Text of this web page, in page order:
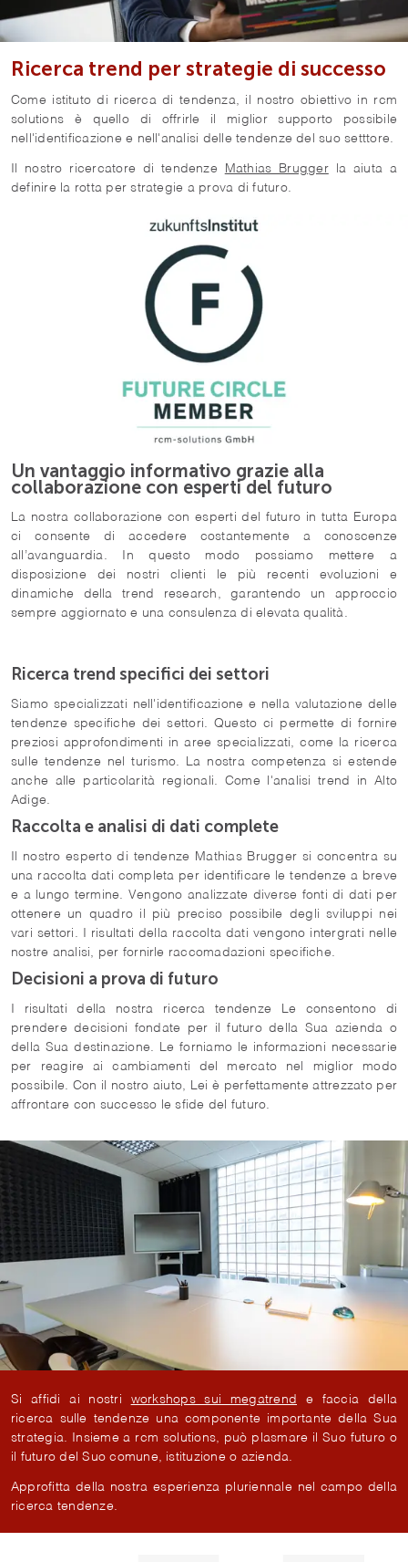
Ricerca trend per strategie di successo
Come istituto di ricerca di tendenza, il nostro obiettivo in rcm
solutions è quello di offrirle il miglior supporto possibile
nell'identificazione e nell'analisi delle tendenze del suo setttore.
Il nostro ricercatore di tendenze Mathias Bruggerla aiuta a
definire la rotta per strategie a prova di futuro.
Un vantaggio informativo grazie alla
collaborazione con esperti del futuro
La nostra collaborazione con esperti del futuro in tutta Europa
ci consente di accedere costantemente a conoscenze
all’avanguardia. In questo modo possiamo mettere a
disposizione dei nostri clienti le più recenti evoluzioni e
dinamiche della trend research, garantendo un approccio
sempre aggiornato e una consulenza di elevata qualità.
Ricerca trend specifici dei settori
Siamo specializzati nell'identificazione e nella valutazione delle
tendenze specifiche dei settori. Questo ci permette di fornire
preziosi approfondimenti in aree specializzati, come la ricerca
sulle tendenze nel turismo. La nostra competenza si estende
anche alle particolarità regionali. Come l'analisi trend in Alto
Adige.
Raccolta e analisi di dati complete
Il nostro esperto di tendenze Mathias Brugger si concentra su
una raccolta dati completa per identificare le tendenze a breve
e a lungo termine. Vengono analizzate diverse fonti di dati per
ottenere un quadro il più preciso possibile degli sviluppi nei
vari settori. I risultati della raccolta dati vengono intergrati nelle
nostre analisi, per fornirle raccomadazioni specifiche.
Decisioni a prova di futuro
I risultati della nostra ricerca tendenze Le consentono di
prendere decisioni fondate per il futuro della Sua azienda o
della Sua destinazione. Le forniamo le informazioni necessarie
per reagire ai cambiamenti del mercato nel miglior modo
possibile. Con il nostro aiuto, Lei è perfettamente attrezzato per
affrontare con successo le sfide del futuro.
Si affidi ai nostri workshops sui megatrend e faccia della
ricerca sulle tendenze una componente importante della Sua
strategia. Insieme a rcm solutions, può plasmare il Suo futuro o
il futuro del Suo comune, istituzione o azienda.
Approfitta della nostra esperienza pluriennale nel campo della
ricerca tendenze.